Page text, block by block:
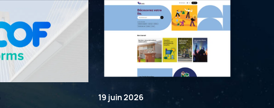
19 juin 2026